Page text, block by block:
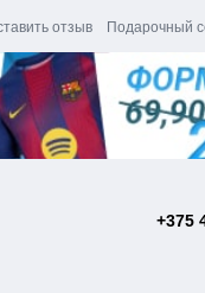
отзыв Подарочный
+375